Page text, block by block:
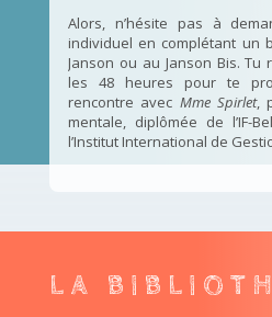
Alors, n’hésite pas à
individuel en complétant un
Janson ou au Janson Bis. Tu
les 48 heures pour te
rencontre avec Mme Spirlet,
mentale, diplômée de l’IF-
l’Institut International de
LA